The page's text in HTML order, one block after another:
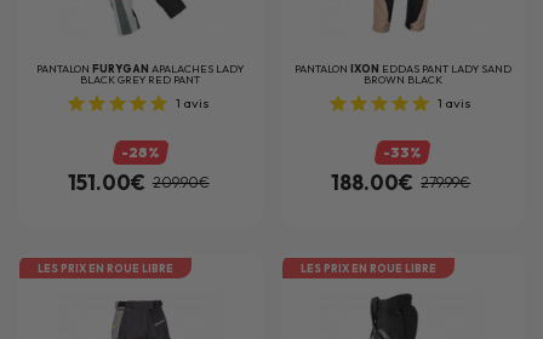
PANTALONFURYGAN APALACHES LADY
BLACK GREY RED PANT
1 avis
-28%
151.00€ 209.90€
PANTALON IXON EDDAS PANT LADY SAND
BROWN BLACK
1 avis
-33%
188.00€ 279.99€
LES PRIX EN ROUE LIBRE LES PRIX EN ROUE LIBRE